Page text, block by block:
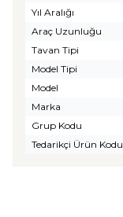
Yıl Aralığı
Araç Uzunluğu
Tavan Tipi
Model Tipi
Model
Marka
Grup Kodu
Tedarikçi Ürün Kodu